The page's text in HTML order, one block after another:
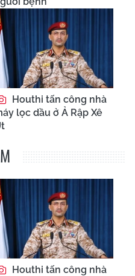
Houthi tấn công nhà
lọc dầu ở Ả Rập Xê
Houthi tấn công nhà